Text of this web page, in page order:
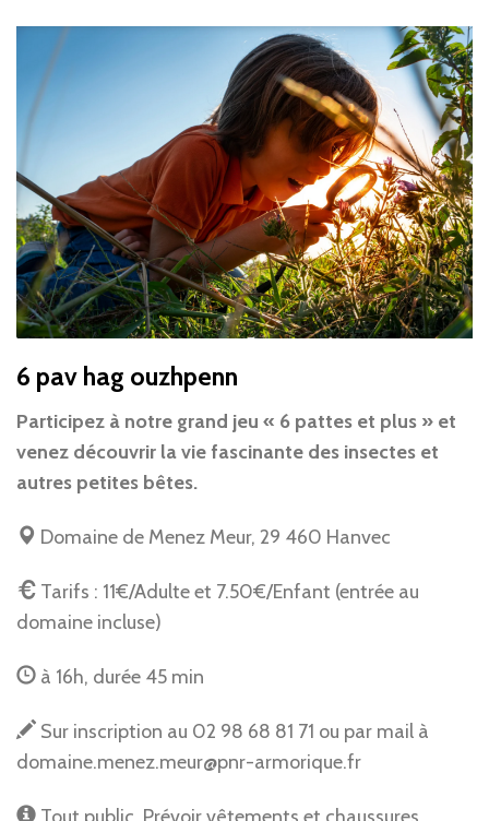
6 pav hag ouzhpenn
Participez à notre grand jeu « 6 pattes et plus » et
venez découvrir la vie fascinante des insectes et
autres petites bêtes.
Domaine de Menez Meur, 29 460 Hanvec
Tarifs : 11€/Adulte et 7.50€/Enfant (entrée au
domaine incluse)
à 16h, durée 45 min
Sur inscription au 02 98 68 81 71 ou par mail à
domaine.menez.meur@pnr-armorique.fr